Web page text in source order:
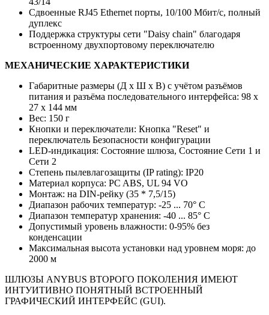
Сдвоенные RJ45 Ethernet порты, 10/100 Мбит/с, полный
дуплекс
Поддержка структуры сети "Daisy chain" благодаря
встроенному двухпортовому переключателю
МЕХАНИЧЕСКИЕ ХАРАКТЕРИСТИКИ
Габаритные размеры (Д x Ш x В) с учётом разъёмов
питания и разъёма последовательного интерфейса: 98 x
27 x 144 мм
Вес: 150 г
Кнопки и переключатели: Кнопка "Reset" и
переключатель Безопасности конфигурации
LED-индикация: Состояние шлюза, Состояние Сети 1 и
Сети 2
Степень пылевлагозащиты (IP rating): IP20
Материал корпуса: PC ABS, UL 94 VO
Монтаж: на DIN-рейку (35 * 7,5/15)
Диапазон рабочих температур: -25 ... 70° C
Диапазон температур хранения: -40 ... 85° C
Допустимый уровень влажности: 0-95% без
конденсации
Максимальная высота установки над уровнем моря: до
2000 м
ШЛЮЗЫ ANYBUS ВТОРОГО ПОКОЛЕНИЯ ИМЕЮТ
ИНТУИТИВНО ПОНЯТНЫЙ ВСТРОЕННЫЙ
ГРАФИЧЕСКИЙ ИНТЕРФЕЙС (GUI).